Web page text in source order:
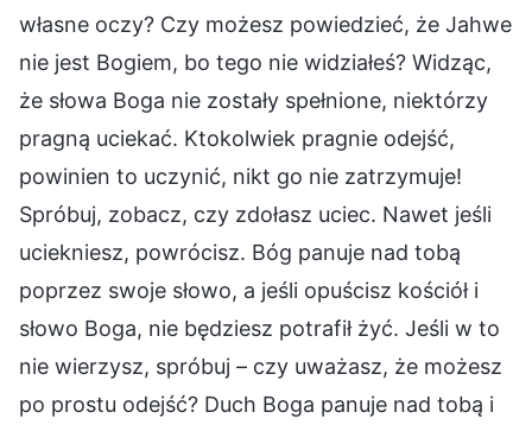
własne oczy? Czy możesz powiedzieć, że Jahwe
nie jest Bogiem, bo tego nie widziałeś? Widząc,
że słowa Boga nie zostały spełnione, niektórzy
pragną uciekać. Ktokolwiek pragnie odejść,
powinien to uczynić, nikt go nie zatrzymuje!
Spróbuj, zobacz, czy zdołasz uciec. Nawet jeśli
uciekniesz, powrócisz. Bóg panuje nad tobą
poprzez swoje słowo, a jeśli opuścisz kościół i
słowo Boga, nie będziesz potrafił żyć. Jeśli w to
nie wierzysz, spróbuj – czy uważasz, że możesz
po prostu odejść? Duch Boga panuje nad tobą i